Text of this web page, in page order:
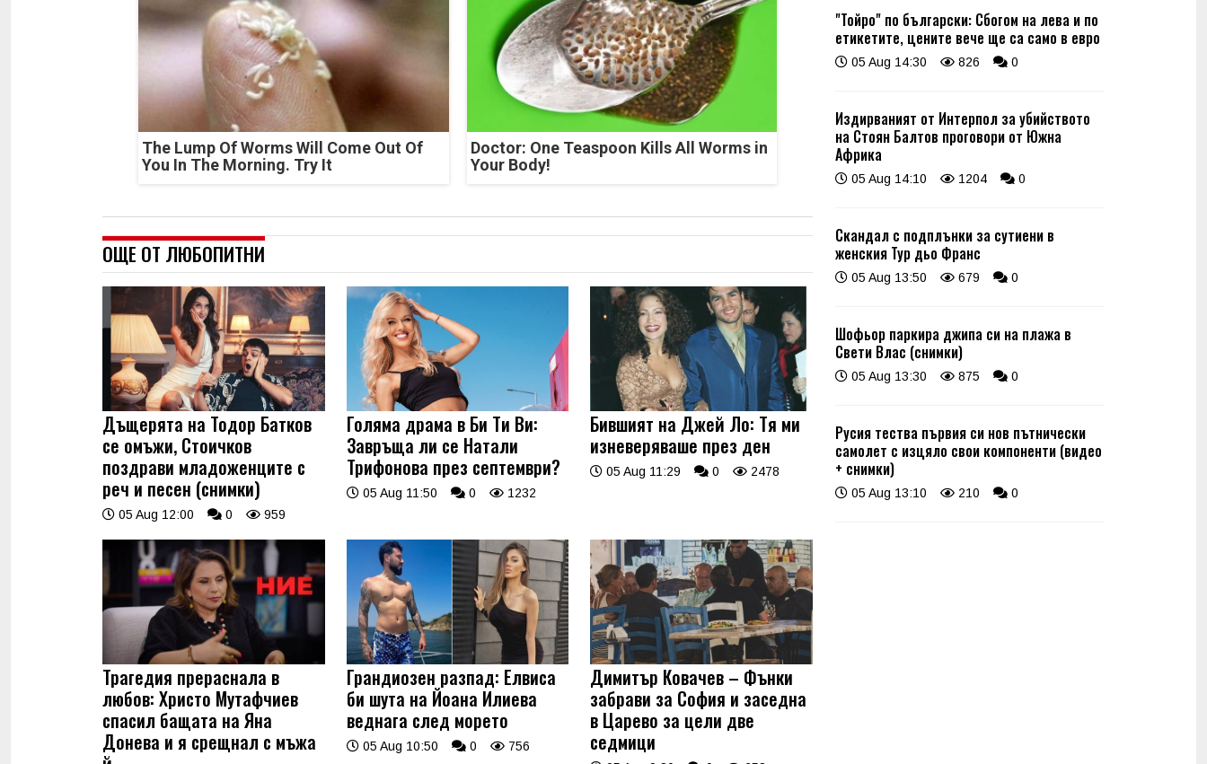
The Lump Of Worms Will Come Out Of
You In The Morning. Try It
Doctor: One Teaspoon Kills All Worms in
Your Body!
ОЩЕ ОТ ЛЮБОПИТНИ
Дъщерята на Тодор Батков
се омъжи, Стоичков
поздрави младоженците с
реч и песен (снимки)
05 Aug 12:00 0 959
Голяма драма в Би Ти Ви:
Завръща ли се Натали
Трифонова през септември?
05 Aug 11:50 0 1232
Бившият на Джей Ло: Тя ми
изневеряваше през ден
05 Aug 11:29 0 2478
Трагедия прераснала в
любов: Христо Мутафчиев
спасил бащата на Яна
Донева и я срещнал с мъжа
Грандиозен разпад: Елвиса
би шута на Йоана Илиева
веднага след морето
05 Aug 10:50 0 756
Димитър Ковачев – Фънки
забрави за София и заседна
в Царево за цели две
седмици
"Тойро" по български: Сбогом на лева и по
етикетите, цените вече ще са само в евро
05 Aug 14:30 826 0
Издирваният от Интерпол за убийството
на Стоян Балтов проговори от Южна
Африка
05 Aug 14:10 1204 0
Скандал с подплънки за сутиени в
женския Тур дьо Франс
05 Aug 13:50 679 0
Шофьор паркира джипа си на плажа в
Свети Влас (снимки)
05 Aug 13:30 875 0
Русия тества първия си нов пътнически
самолет с изцяло свои компоненти (видео
+ снимки)
05 Aug 13:10 210 0